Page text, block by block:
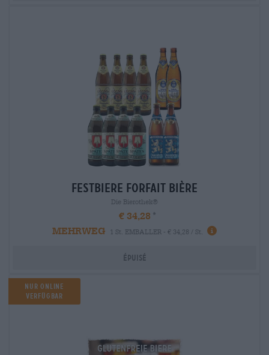
festbiere Forfait bière
Die Bierothek®
€ 34,28
MEHRWEG
1 St. EMBALLER - € 34,28 / St.
Épuisé
NUR ONLINE
VERFÜGBAR